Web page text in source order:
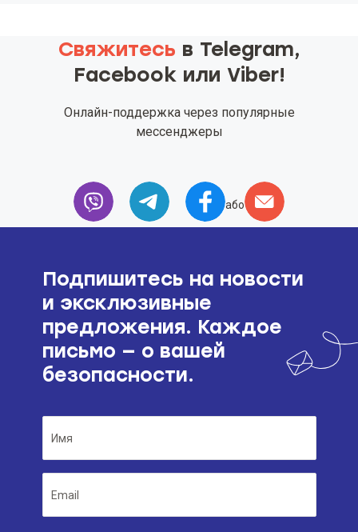
Свяжитесь в Telegram,
Facebook или Viber!
Онлайн-поддержка через популярные
мессенджеры
або
Подпишитесь на новости
и эксклюзивные
предложения. Каждое
письмо — о вашей
безопасности.